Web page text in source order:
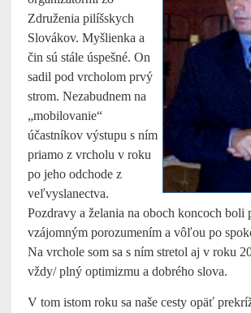
Združenia pilíšskych
Slovákov. Myšlienka a
čin sú stále úspešné. On
sadil pod vrcholom prvý
strom. Nezabudnem na
„mobilovanie“
účastníkov výstupu s ním
priamo z vrcholu v roku
po jeho odchode z
veľvyslanectva.
Pozdravy a želania na oboch koncoch boli
vzájomným porozumením a vôľou po
Na vrchole som sa s ním stretol aj v roku
vždy/ plný optimizmu a dobrého slova.
V tom istom roku sa naše cesty opäť